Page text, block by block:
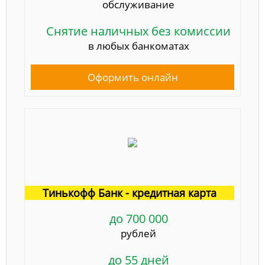
обслуживание
Снятие наличных без комиссии
в любых банкоматах
Оформить онлайн
Тинькофф Банк - кредитная карта
до 700 000
рублей
до 55 дней